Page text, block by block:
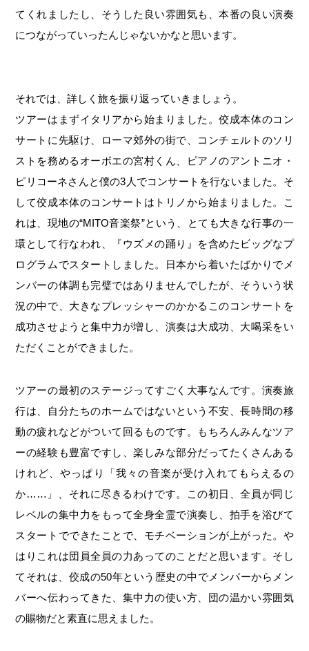
てくれましたし、そうした良い雰囲気も、本番の良い演奏
につながっていったんじゃないかなと思います。
それでは、詳しく旅を振り返っていきましょう。
ツアーはまずイタリアから始まりました。佼成本体のコン
サートに先駆け、ローマ郊外の街で、コンチェルトのソリ
ストを務めるオーボエの宮村くん、ピアノのアントニオ・
ピリコーネさんと僕の3人でコンサートを行ないました。そ
して佼成本体のコンサートはトリノから始まりました。こ
れは、現地の“MITO音楽祭”という、とても大きな行事の一
環として行なわれ、『ウズメの踊り』を含めたビッグなプ
ログラムでスタートしました。日本から着いたばかりでメ
ンバーの体調も完璧ではありませんでしたが、そういう状
況の中で、大きなプレッシャーのかかるこのコンサートを
成功させようと集中力が増し、演奏は大成功、大喝采をい
ただくことができました。
ツアーの最初のステージってすごく大事なんです。演奏旅
行は、自分たちのホームではないという不安、長時間の移
動の疲れなどがついて回るものです。もちろんみんなツア
ーの経験も豊富ですし、楽しみな部分だってたくさんある
けれど、やっぱり「我々の音楽が受け入れてもらえるの
か……」、それに尽きるわけです。この初日、全員が同じ
レベルの集中力をもって全身全霊で演奏し、拍手を浴びて
スタートでできたことで、モチベーションが上がった。や
はりこれは団員全員の力あってのことだと思います。そし
てそれは、佼成の50年という歴史の中でメンバーからメン
バーへ伝わってきた、集中力の使い方、団の温かい雰囲気
の賜物だと素直に思えました。